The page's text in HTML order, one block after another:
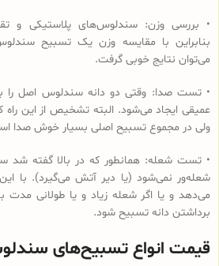
• بررسی وزن: سندلوس‌های پلاستیکی و
بنابراین با مقایسه وزن یک تسبیح
می‌توان نتایج خوبی گرفت.
• تست صدا: وقتی دو دانه سندلوس اصل را
عمیقی ایجاد می‌شود. البته تشخیص از این
ولی در مجموع تسبیح اصلی بسیار خوش صدا
• تست شعله: همانطور که در بالا گفته
شعله‌ور نمی‌شود (یا دیر آتش می‌گیرد). با
می‌دهد و یا اگر شعله زیاد و یا طولانی
برداشتن دانه تسبیح شود.
قیمت انواع تسبیح‌های